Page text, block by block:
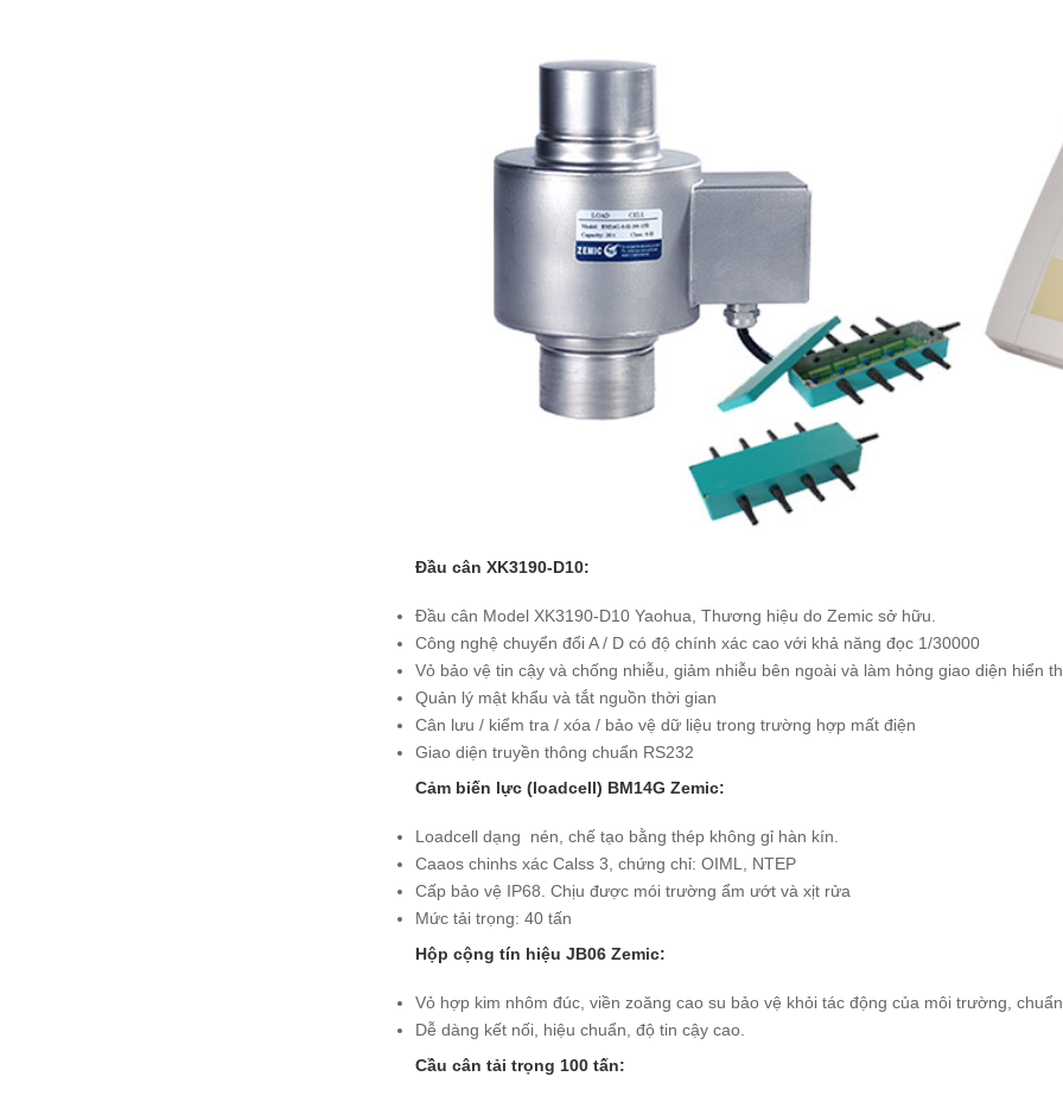
Đầu cân XK3190-D10:
Đầu cân Model XK3190-D10 Yaohua, Thương hiệu do Zemic sở hữu.
Công nghệ chuyển đổi A / D có độ chính xác cao với khả năng đọc 1/30000
Vỏ bảo vệ tin cậy và chống nhiễu, giảm nhiễu bên ngoài và làm hỏng giao diện hiển
Quản lý mật khẩu và tắt nguồn thời gian
Cân lưu / kiểm tra / xóa / bảo vệ dữ liệu trong trường hợp mất điện
Giao diện truyền thông chuẩn RS232
Cảm biến lực (loadcell) BM14G Zemic:
Loadcell dạng nén, chế tạo bằng thép không gỉ hàn kín.
Caaos chinhs xác Calss 3, chứng chỉ: OIML, NTEP
Cấp bảo vệ IP68. Chịu được mói trường ẩm ướt và xịt rửa
Mức tải trọng: 40 tấn
Hộp cộng tín hiệu JB06 Zemic:
Vỏ hợp kim nhôm đúc, viền zoăng cao su bảo vệ khỏi tác động của môi trường,
Dễ dàng kết nối, hiệu chuẩn, độ tin cậy cao.
Cầu cân tải trọng 100 tấn: